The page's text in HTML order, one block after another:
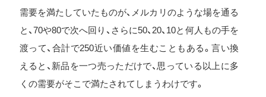
需要を満たしていたものが、メルカリのような場を通る
と、70や80で次へ回り、さらに50、20、10と何人もの手を
渡って、合計で250近い価値を生むこともある。言い換
えると、新品を一つ売っただけで、思っている以上に多
くの需要がそこで満たされてしまうわけです。